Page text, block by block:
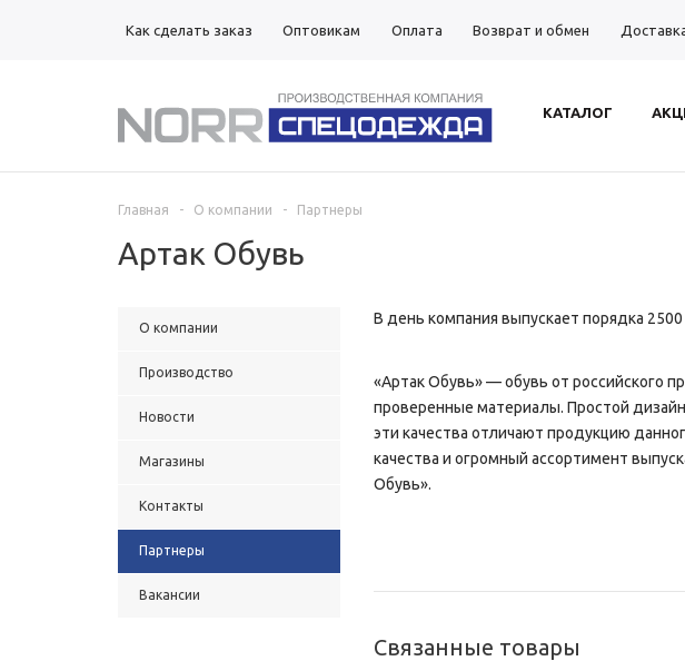
Как сделать заказ Оптовикам Оплата Возврат и обмен
КАТАЛОГ
Главная - О компании - Партнеры
Артак Обувь
О компании
Производство
Новости
Магазины
Контакты
Партнеры
Вакансии
В день компания выпускает порядка
«Артак Обувь» — обувь от российского
проверенные материалы. Простой
эти качества отличают продукцию
качества и огромный ассортимент
Обувь».
Связанные товары